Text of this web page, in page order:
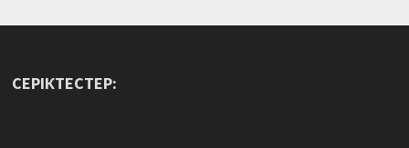
СЕРІКТЕСТЕР: